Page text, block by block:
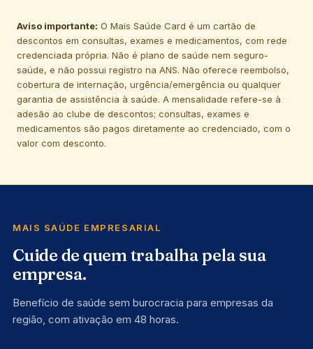
Aviso importante: O Mais Saúde Card é um cartão de
descontos em consultas, exames e medicamentos, com rede
credenciada própria. Não é plano de saúde nem seguro-
saúde, e não possui registro na ANS. Não oferece reembolso,
cobertura de internação, urgência/emergência ou qualquer
garantia de assistência à saúde. A mensalidade refere-se à
adesão ao clube de descontos; consultas, exames e
medicamentos são pagos diretamente ao credenciado, com o
valor com desconto.
MAIS SAÚDE EMPRESARIAL
Cuide de quem trabalha pela sua
empresa.
Benefício de saúde sem burocracia para empresas da
região, com ativação em 48 horas.